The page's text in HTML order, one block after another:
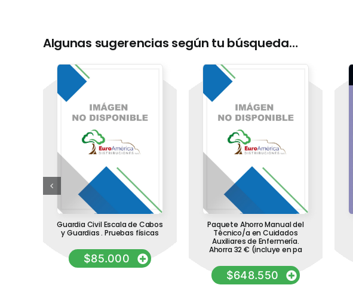
Algunas sugerencias según tu búsqueda…
Guardia Civil Escala de Cabos
y Guardias . Pruebas físicas
$85.000
Paquete Ahorro Manual del
Técnico/a en Cuidados
Auxiliares de Enfermería.
Ahorra 32 € (incluye en pa
$648.550